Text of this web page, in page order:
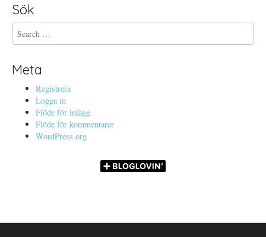
Sök
S
r
cMeta
Registrera
Logga in
Flöde för inlägg
Flöde för kommentarer
WordPress.org